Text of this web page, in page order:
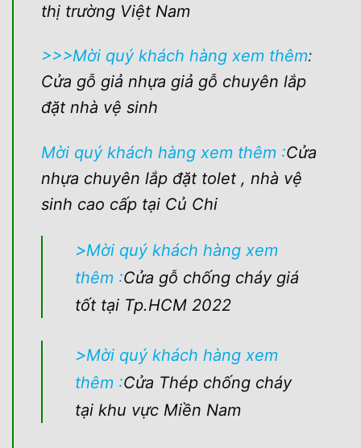
thị trường Việt Nam
>>>Mời quý khách hàng xem thêm:
Cửa gỗ giả nhựa giả gỗ chuyên lắp
đặt nhà vệ sinh
Mời quý khách hàng xem thêm :Cửa
nhựa chuyên lắp đặt tolet , nhà vệ
sinh cao cấp tại Củ Chi
>Mời quý khách hàng xem
thêm :Cửa gỗ chống cháy giá
tốt tại Tp.HCM 2022
>Mời quý khách hàng xem
thêm :Cửa Thép chống cháy
tại khu vực Miền Nam